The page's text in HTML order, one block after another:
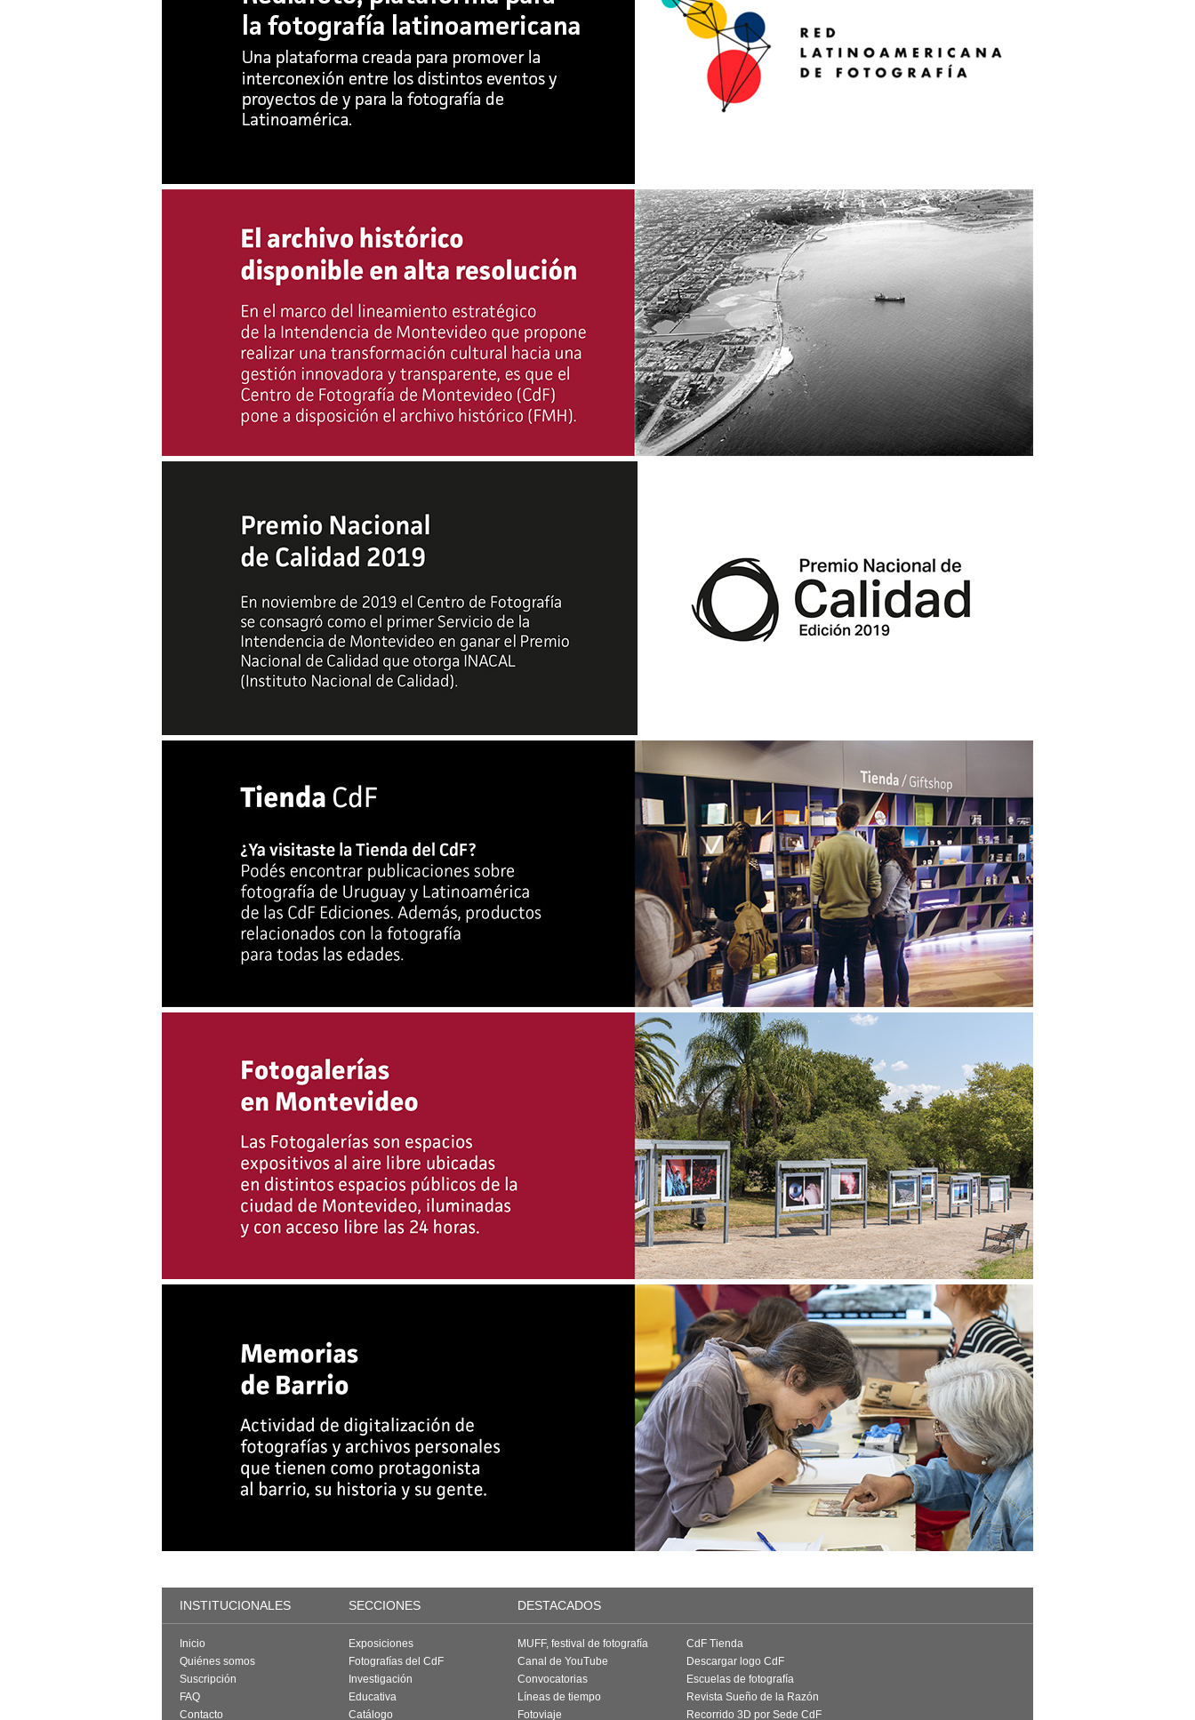
INSTITUCIONALES SECCIONES DESTACADOS
Inicio
Quiénes somos
Suscripción
FAQ
Contacto
Exposiciones
Fotografías del CdF
Investigación
Educativa
Catálogo
MUFF, festival de fotografía
Canal de YouTube
Convocatorias
Líneas de tiempo
Fotoviaje
CdF Tienda
Descargar logo CdF
Escuelas de fotografía
Revista Sueño de la Razón
Recorrido 3D por Sede CdF